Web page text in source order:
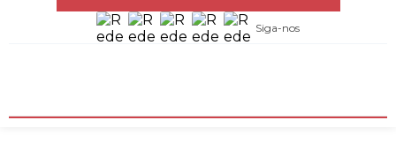
Siga-nos